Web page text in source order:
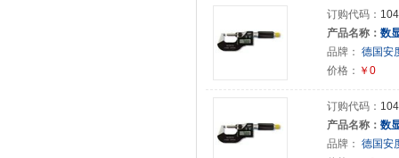
订购代码：
产品名称： 数
品牌： 德国安
价格： ￥0
订购代码：
产品名称： 数
品牌： 德国安